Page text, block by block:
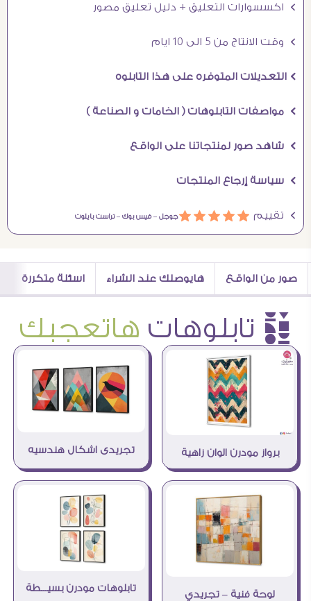
Ö اكسسوارات التعليق + دليل تعليق مصور
Ö وقت الانتاج من 5 الى 10 ايام
Ö التعديلات المتوفره على هذا التابلوه
Ö مواصفات التابلوهات ( الخامات و الصناعة )
Ö شاهد صور لمنتجاتنا على الواقع
Ö سياسة إرجاع المنتجات
Ö تقييم áááááجوجل –فيس بوك –تراست بايلوت
صور من الواقع هايوصلك عند الشراء اسئلة متكررة
è تابلوهات هاتعجبك
برواز مودرن الوان زاهية تجريدى اشكال هندسيه
لوحة فنية – تجريدي
تابلوهات مودرن بسيـــطة